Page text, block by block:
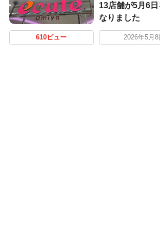
13店舗が5月6
なりました
610ビュー 2026年5月